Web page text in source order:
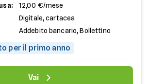
12,00 €/mese
Digitale, cartacea
Addebito bancario, Bollettino
per il primo anno
Vai